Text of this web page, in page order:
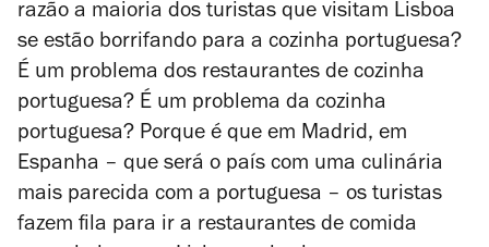
razão a maioria dos turistas que visitam Lisboa
se estão borrifando para a cozinha portuguesa?
É um problema dos restaurantes de cozinha
portuguesa? É um problema da cozinha
portuguesa? Porque é que em Madrid, em
Espanha – que será o país com uma culinária
mais parecida com a portuguesa – os turistas
fazem fila para ir a restaurantes de comida